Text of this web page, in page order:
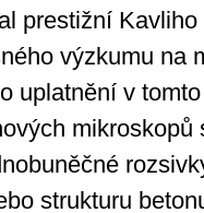
prestižní
výzkumu na
uplatnění v
mikroskopů
strukturu